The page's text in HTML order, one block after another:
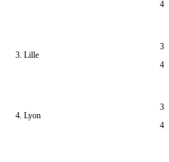
4
3. Lille
3
4
4. Lyon
3
4